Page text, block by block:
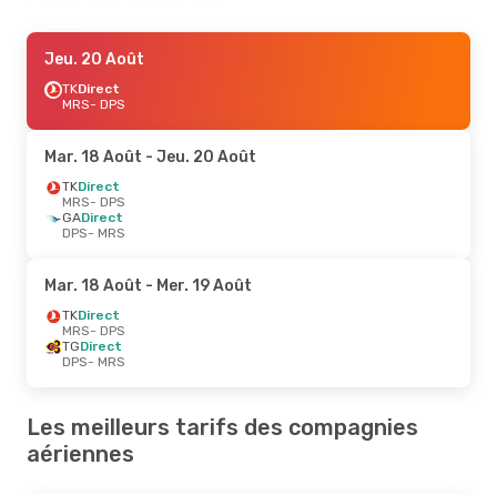
Jeu. 20 Août
TKDirect
MRS- DPS
Mar. 18 Août - Jeu. 20 Août
TKDirect
MRS- DPS
GADirect
DPS- MRS
Mar. 18 Août - Mer. 19 Août
TKDirect
MRS- DPS
TGDirect
DPS- MRS
Les meilleurs tarifs des compagnies
aériennes